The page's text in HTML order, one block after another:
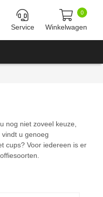
Winkelwagen
0
Service
nog niet zoveel keuze,
u genoeg
cups? Voor iedereen is er